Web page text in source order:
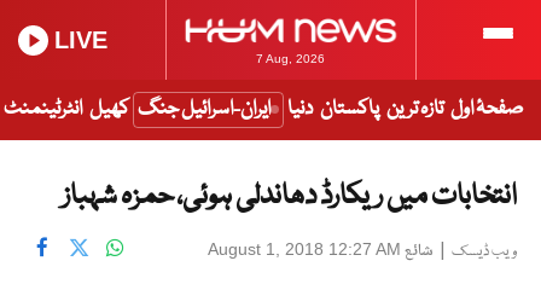
7 Aug, 2026
LIVE
صفحۂ اول تازہ ترین پاکستان دنیا ایران-اسرائیل جنگ کھیل انٹرٹینمنٹ
انتخابات میں ریکارڈ دھاندلی ہوئی، حمزہ شہباز
ویب ڈیسک | شائع August 1, 2018 12:27 AM